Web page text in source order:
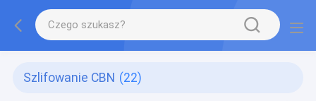
Szlifowanie CBN (22)